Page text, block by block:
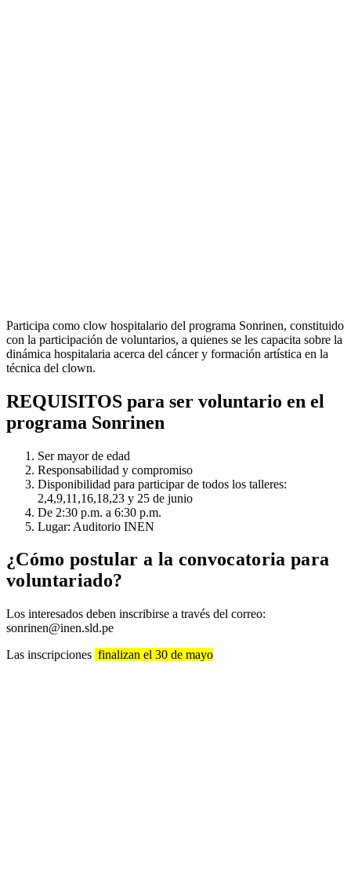
Participa como clow hospitalario del programa Sonrinen, constituido
con la participación de voluntarios, a quienes se les capacita sobre la
dinámica hospitalaria acerca del cáncer y formación artística en la
técnica del clown.
REQUISITOS para ser voluntario en el
programa Sonrinen
Ser mayor de edad
Responsabilidad y compromiso
Disponibilidad para participar de todos los talleres:
2,4,9,11,16,18,23 y 25 de junio
De 2:30 p.m. a 6:30 p.m.
Lugar: Auditorio INEN
¿Cómo postular a la convocatoria para
voluntariado?
Los interesados deben inscribirse a través del correo:
sonrinen@inen.sld.pe
Las inscripciones finalizan el 30 de mayo